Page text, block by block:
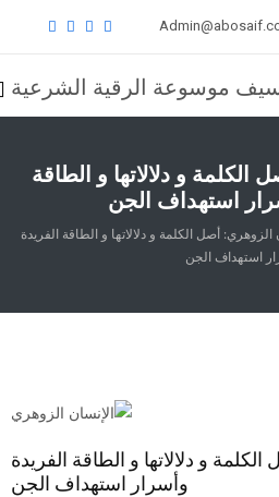
الكلمة و دلالاتها و الطاقة
استهداف الجن
الزوهري: أصل الكلمة و دلالاتها و الطاقة الفريدة
استهداف الجن
و دلالاتها و الطاقة الفريدة
وأسرار استهداف الجن